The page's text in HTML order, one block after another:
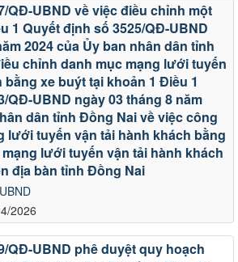
2026
QĐ-UBND về việc điều chỉnh một
1 Quyết định số 3525/QĐ-UBND
2024 của Ủy ban nhân dân tỉnh
chỉnh danh mục mạng lưới tuyến
xe buýt tại khoản 1 Điều 1
QĐ-UBND ngày 03 tháng 8 năm
dân tỉnh Đồng Nai về việc công
lưới tuyến vận tải hành khách bằng
lưới tuyến vận tải hành khách
địa bàn tỉnh Đồng Nai
QĐ-UBND phê duyệt quy hoạch